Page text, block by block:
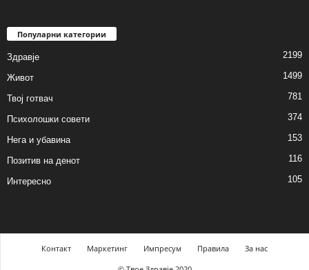
Популарни категории
Здравје 2199
Живот 1499
Твој готвач 781
Психолошки совети 374
Нега и убавина 153
Позитив на денот 116
Интересно 105
Контакт Маркетинг Импресум Правила
За нас